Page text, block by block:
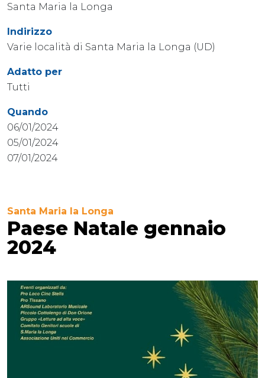
Santa Maria la Longa
Indirizzo
Varie località di Santa Maria la Longa (UD)
Adatto per
Tutti
Quando
06/01/2024
05/01/2024
07/01/2024
Santa Maria la Longa
Paese Natale gennaio
2024